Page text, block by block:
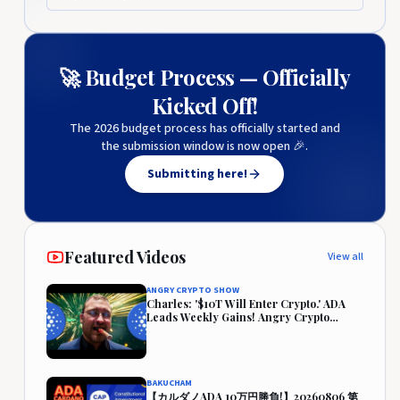
🚀 Budget Process — Officially
Kicked Off!
The 2026 budget process has officially started and
the submission window is now open 🎉.
Submitting here!
Featured Videos View all
ANGRY CRYPTO SHOW
Charles: '$10T Will Enter Crypto.' ADA
Leads Weekly Gains! Angry Crypto
Reacts
BAKUCHAM
【カルダノADA 10万円勝負!】20260806 第